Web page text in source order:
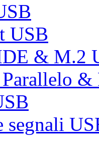
USB
& M.2
&
segnali